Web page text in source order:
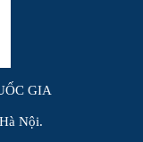
GIA
Nội.